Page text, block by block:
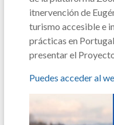
itnervención de
turismo accesible e
prácticas en
presentar el
Puedes acceder al